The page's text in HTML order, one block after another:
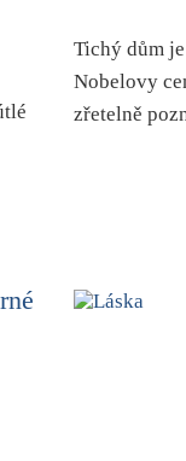
Tichý dům
Nobelovy
zřetelně